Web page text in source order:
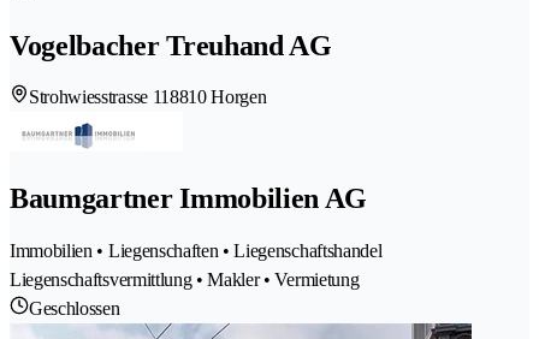
Vogelbacher Treuhand AG
Strohwiesstrasse 118810 Horgen
Baumgartner Immobilien AG
Immobilien • Liegenschaften • Liegenschaftshandel
Liegenschaftsvermittlung • Makler • Vermietung
Geschlossen